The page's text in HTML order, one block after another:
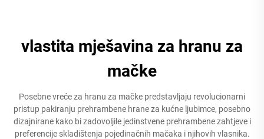
vlastita mješavina za hranu za
mačke
Posebne vreće za hranu za mačke predstavljaju revolucionarni
pristup pakiranju prehrambene hrane za kućne ljubimce, posebno
dizajnirane kako bi zadovoljile jedinstvene prehrambene zahtjeve i
preferencije skladištenja pojedinačnih mačaka i njihovih vlasnika.